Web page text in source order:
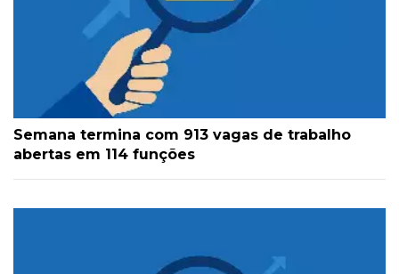
Semana termina com 913 vagas de trabalho
abertas em 114 funções